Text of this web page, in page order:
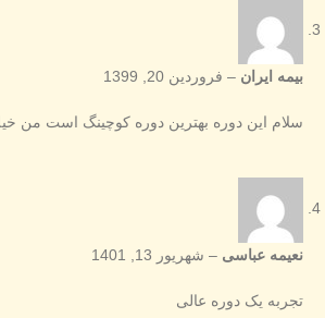
بیمه ایران – فروردین 20, 1399
سلام این دوره بهترین دوره کوچینگ است من
نعیمه عباسی – شهریور 13, 1401
تجربه یک دوره عالی